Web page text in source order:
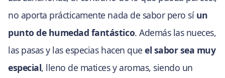
no aporta prácticamente nada de sabor pero sí un
punto de humedad fantástico. Además las nueces,
las pasas y las especias hacen queel sabor sea muy
especial, lleno de matices y aromas, siendo un